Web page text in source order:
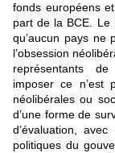
fonds européens
part de la BCE.
qu’aucun pays ne
l’obsession
représentants
imposer ce n’est
néolibérales ou
d’une forme de
d’évaluation,
politiques du